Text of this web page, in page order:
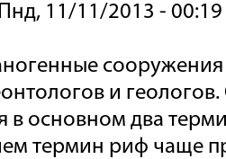
11/11/2013 - 00:19
и
в ос­новном два
термин риф чаще